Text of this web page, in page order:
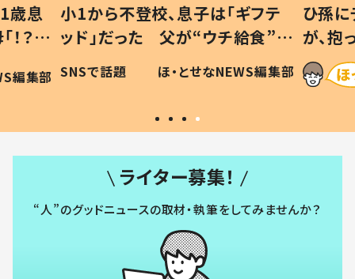
歳息
？」
編集部
小1から不登校、息子は「ギフテ
ッド」だった 父が“ウチ給食”を
作り続ける理由とは #令和の親
#令和の子
SNSで話題 ほ・とせなNEWS編集部
ひ孫
が、
「涙が
い」
ライター募集！
“人”のグッドニュースの取材・執筆をしてみませんか？